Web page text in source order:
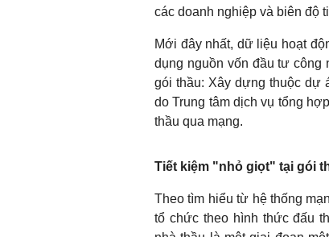
các doanh nghiệp và biên độ
Mới đây nhất, dữ liệu hoạt
dụng nguồn vốn đầu tư
gói thầu: Xây dựng thuộc dự
do Trung tâm dịch vụ tổng
thầu qua mạng.
Tiết kiệm "nhỏ giọt" tại gói
Theo tìm hiểu từ hệ thống
tổ chức theo hình thức đấu